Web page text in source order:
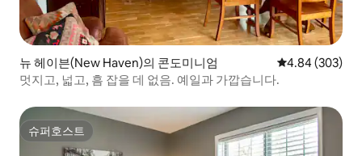
뉴 헤이븐(New Haven)의 콘도미니엄 평점 4.84점(5
4.84 (303)
멋지고, 넓고, 흠 잡을 데 없음. 예일과 가깝습니다.
슈퍼호스트
슈퍼호스트